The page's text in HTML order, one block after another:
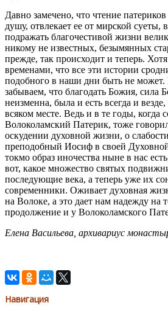
Давно замечено, что чтение
душу, отвлекает ее от мирской суеты,
подражать благочестивой жизни
никому не известных, безымянных
прежде, так происходит и теперь.
временами, что все эти истории
подобного в наши дни быть не может.
забываем, что благодать Божия, сила
неизменна, была и есть всегда и
всяком месте. Ведь и в те годы, когда
Волоколамский Патерик, тоже
оскудении духовной жизни, о
преподобный Иосиф в своей
токмо образ иночества ныне в нас
вот, какое множество святых
последующие века, а теперь уже их
современники. Оживает духовная
на Волоке, а это дает нам надежду на
продолжение и у Волоколамского
Елена Васильева, архивариус
Навигация